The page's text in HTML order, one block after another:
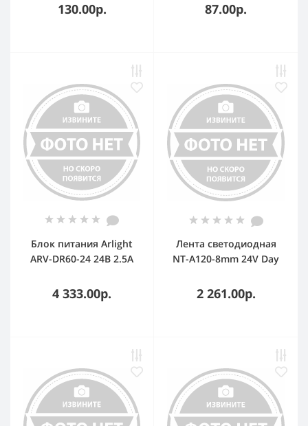
130.00р. 87.00р.
Блок питания Arlight
ARV-DR60-24 24В 2.5А
Arlight 031086
4 333.00р.
Лента светодиодная
NT-A120-8mm 24V Day
открыт. (уп.5м) Arlight
2 261.00р.